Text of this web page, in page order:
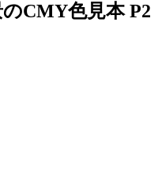
CMY色見本 P2